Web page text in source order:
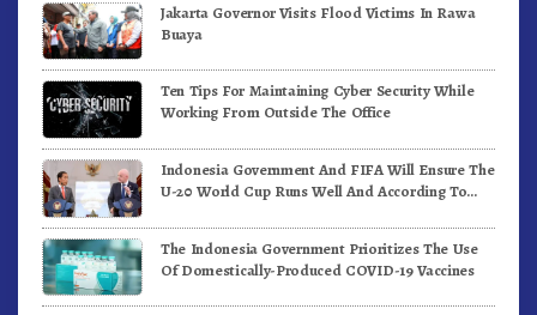
Jakarta Governor Visits Flood Victims In Rawa
Buaya
Ten Tips For Maintaining Cyber Security While
Working From Outside The Office
Indonesia Government And FIFA Will Ensure The
U-20 World Cup Runs Well And According To
The Indonesia Government Prioritizes The Use
Of Domestically-Produced COVID-19 Vaccines